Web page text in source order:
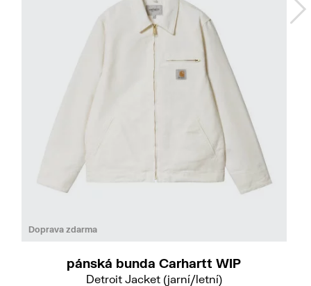
Doprava zdarma
pánská bunda Carhartt WIP
Detroit Jacket (jarní/letní)